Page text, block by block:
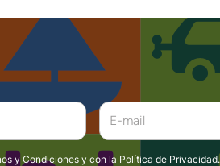
y Condiciones y con la Política de Privacidad.